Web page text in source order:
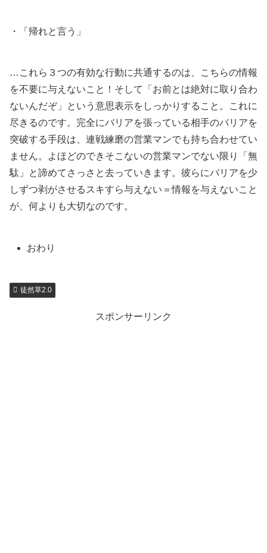
・「帰れと言う」
…これら３つの有効な行動に共通するのは、こちらの情報
を不要に与えないこと！そして「お前とは絶対に取り合わ
ないんだぞ」という意思表示をしっかりすること。これに
尽きるのです。完全にバリアを張っている相手のバリアを
突破する手段は、連戦練磨の営業マンでも持ち合わせてい
ません。よほどのできそこないの営業マンでない限り「無
駄」と諦めてさっさと去っていきます。彼らにバリアを少
しずつ剥がさせるスキすら与えない＝情報を与えないこと
が、何よりも大切なのです。
おわり
徒然草2.0
スポンサーリンク